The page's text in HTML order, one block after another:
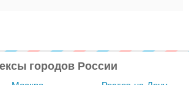
городов России